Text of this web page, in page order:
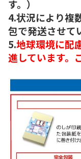
す。）
4.状況により複
包で発送させて
5.地球環境に配
進しています。